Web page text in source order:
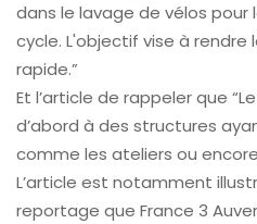
dans le lavage de vélos pour
cycle. L'objectif vise à
rapide.”
Et l’article de rappeler que
d’abord à des structures
comme les ateliers ou
L’article est notamment
reportage que France 3